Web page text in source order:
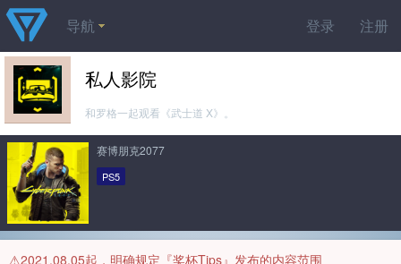
登录 注册
导航
私人影院
和罗格一起观看《武士道 X》。
赛博朋克2077
PS5
⚠️2021.08.05起，明确规定『奖杯Tips』发布的内容范围